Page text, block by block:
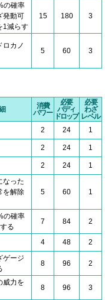
の確率
発動可
1減らす
15 180 3
ロカノ
5 60 3
消費
パワー
必要
バディ
ドロップ
必要
わざ
レベル
2 24 1
2 24 1
2 24 1
なった
を解除
5 60 1
の確率
る
7 84 2
4 48 2
ゲージ
8 96 2
威力を
8 96 3